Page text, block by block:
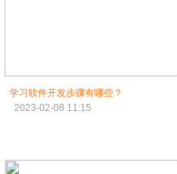
学习软件开发步骤有哪些？
2023-02-08 11:15